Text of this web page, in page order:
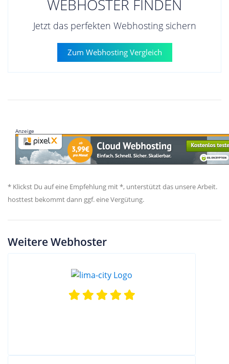
WEBHOSTER FINDEN
Jetzt das perfekten Webhosting sichern
Zum Webhosting Vergleich
Anzeige
* Klickst Du auf eine Empfehlung mit *, unterstützt das unsere Arbeit.
hosttest bekommt dann ggf. eine Vergütung.
Weitere Webhoster